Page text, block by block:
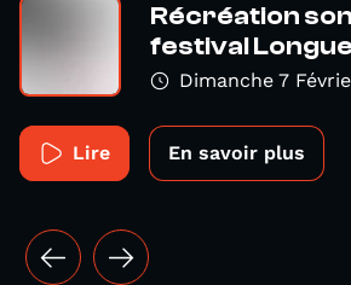
Récréation
festival
Dimanche 7
Lire En savoir plus